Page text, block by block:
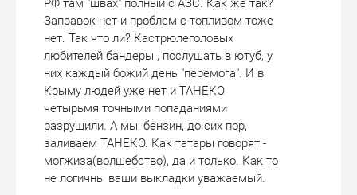
РФ там "швах" полный с АЗС. Как же так?
Заправок нет и проблем с топливом тоже
нет. Так что ли? Кастрюлеголовых
любителей бандеры , послушать в ютуб, у
них каждый божий день "перемога". И в
Крыму людей уже нет и ТАНЕКО
четырьмя точными попаданиями
разрушили. А мы, бензин, до сих пор,
заливаем ТАНЕКО. Как татары говорят -
могжиза(волшебство), да и только. Как то
не логичны ваши выкладки уважаемый.